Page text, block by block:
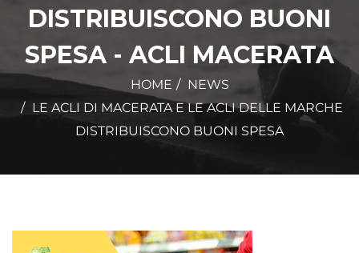
DISTRIBUISCONO BUONI
SPESA - ACLI MACERATA
HOME
NEWS
LE ACLI DI MACERATA E LE ACLI DELLE MARCHE
DISTRIBUISCONO BUONI SPESA